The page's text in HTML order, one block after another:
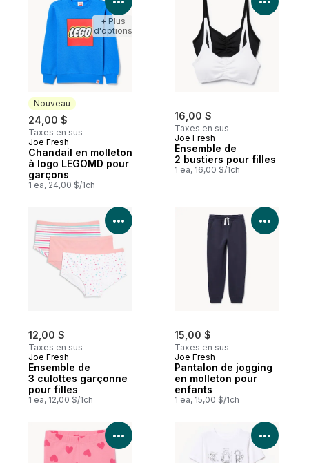
Nouveau
24,00 $
Taxes en sus
Nouveau
Joe Fresh
Chandail en molleton
à logo LEGOMD pour
garçons
1 ea, 24,00 $/1ch
+ Plus
d'options
16,00 $
Taxes en sus
Joe Fresh
Ensemble de
2 bustiers pour filles
1 ea, 16,00 $/1ch
12,00 $
Taxes en sus
Joe Fresh
Ensemble de
3 culottes garçonne
pour filles
1 ea, 12,00 $/1ch
Voir les détails du produit
15,00 $
Taxes en sus
Joe Fresh
Pantalon de jogging
en molleton pour
enfants
1 ea, 15,00 $/1ch
Voir
Voir les détails du produit Voir